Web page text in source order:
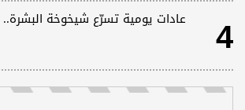
4 عادات يومية تسرّع شيخوخة البشرة..